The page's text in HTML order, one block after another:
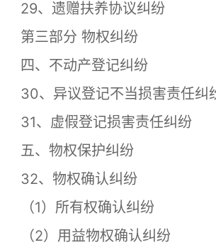
29、遗赠扶养协议纠纷
第三部分 物权纠纷
四、不动产登记纠纷
30、异议登记不当损害责任纠
31、虚假登记损害责任纠纷
五、物权保护纠纷
32、物权确认纠纷
（1）所有权确认纠纷
（2）用益物权确认纠纷